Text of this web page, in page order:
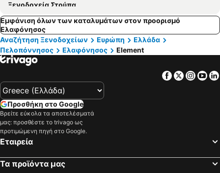
Ξενοδοχεία Στούπα
Εμφάνιση όλων των καταλυμάτων στον προορισμό
Ελαφόνησος
Αναζήτηση Ξενοδοχείων
Ευρώπη
Ελλάδα
Πελοπόννησος
Ελαφόνησος Element
Facebook
Twitter
Προσθήκη στο Google
Βρείτε εύκολα τα αποτελέσματά
μας: προσθέστε το trivago ως
προτιμώμενη πηγή στο Google.
Εταιρεία
Τα προϊόντα μας